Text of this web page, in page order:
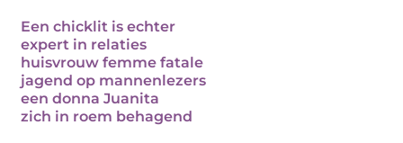
Een chicklit is echter
expert in relaties
huisvrouw femme fatale
jagend op mannenlezers
een donna Juanita
zich in roem behagend